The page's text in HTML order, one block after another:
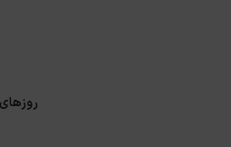
روزهای شنبه تا